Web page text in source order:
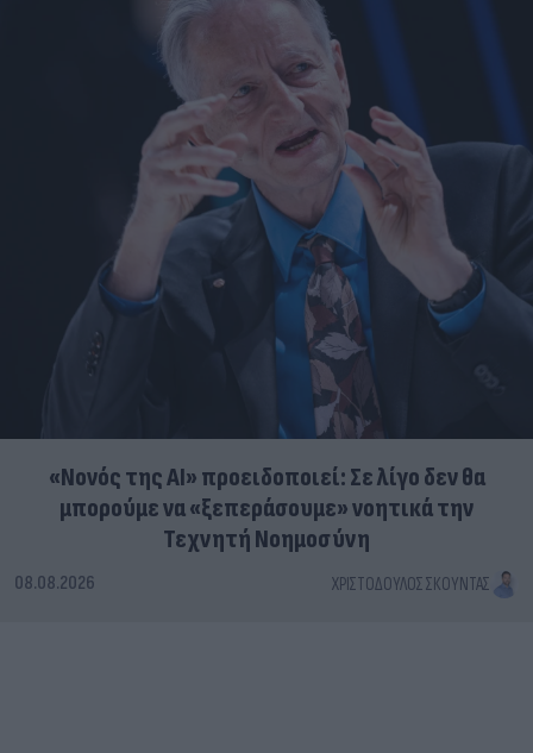
«Νονός της AI» προειδοποιεί: Σε λίγο δεν θα
μπορούμε να «ξεπεράσουμε» νοητικά την
Τεχνητή Νοημοσύνη
08.08.2026 ΧΡΙΣΤΌΔΟΥΛΟΣ ΣΚΟΎΝΤΑΣ